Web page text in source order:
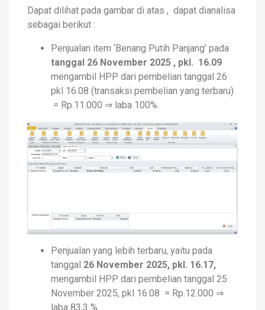
Dapat dilihat pada gambar di atas , dapat dianalisa
sebagai berikut :
Penjualan item ‘Benang Putih Panjang’ pada
tanggal 26 November 2025 , pkl. 16.09
mengambil HPP dari pembelian tanggal 26
pkl 16.08 (transaksi pembelian yang terbaru)
= Rp.11.000 ⇒ laba 100%.
Penjualan yang lebih terbaru, yaitu pada
tanggal 26 November 2025, pkl. 16.17,
mengambil HPP dari pembelian tanggal 25
November 2025, pkl 16.08 = Rp.12.000 ⇒
laba 83,3 %.